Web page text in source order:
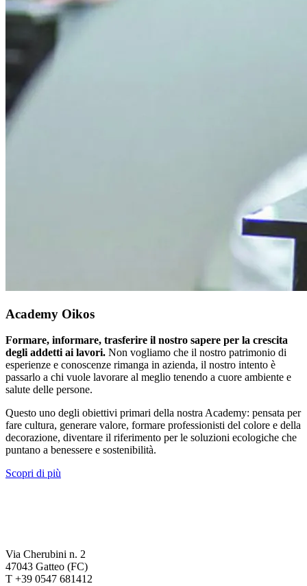
Academy Oikos
Formare, informare, trasferire il nostro sapere per la crescita
degli addetti ai lavori. Non vogliamo che il nostro patrimonio di
esperienze e conoscenze rimanga in azienda, il nostro intento è
passarlo a chi vuole lavorare al meglio tenendo a cuore ambiente e
salute delle persone.
Questo uno degli obiettivi primari della nostra Academy: pensata per
fare cultura, generare valore, formare professionisti del colore e della
decorazione, diventare il riferimento per le soluzioni ecologiche che
puntano a benessere e sostenibilità.
Scopri di più
Via Cherubini n. 2
47043 Gatteo (FC)
T +39 0547 681412